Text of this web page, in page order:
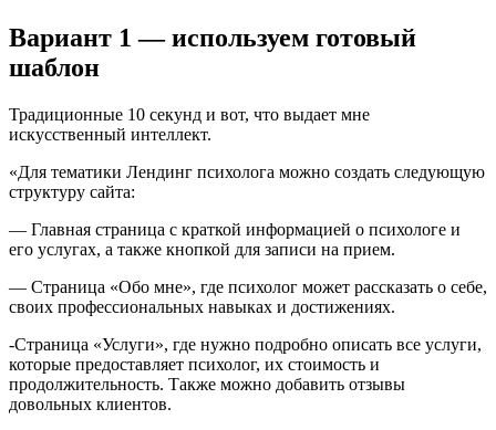
Вариант 1 — используем готовый
шаблон
Традиционные 10 секунд и вот, что выдает мне
искусственный интеллект.
«Для тематики Лендинг психолога можно создать следующую
структуру сайта:
— Главная страница с краткой информацией о психологе и
его услугах, а также кнопкой для записи на прием.
— Страница «Обо мне», где психолог может рассказать о себе,
своих профессиональных навыках и достижениях.
-Страница «Услуги», где нужно подробно описать все услуги,
которые предоставляет психолог, их стоимость и
продолжительность. Также можно добавить отзывы
довольных клиентов.